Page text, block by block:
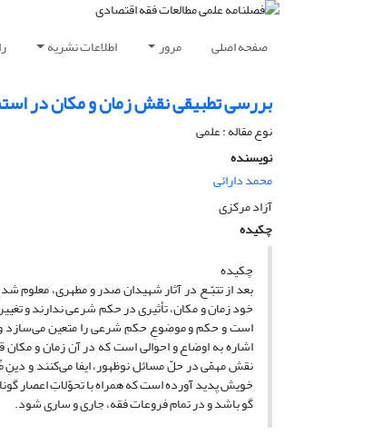
صفحه اصلی مرور اطلاعات نشریه
بررسی تطبیقی نقش زمان و مکان در
نوع مقاله : علمی
نویسنده
محمد دارائی
آزاد مرکزی
چکیده
چکیده
بعد از تتبّـع در آثار شهیدان صدر و مطهری، معلوم
خود زمان و مکان، تأثیری در حکم شرعی ندارند و
است و حکم و موضوعِ حکمِ شرعی را متعین می‌سازد و
اشاره به اوضاع و احوالی است که در آن زمان و
نقش مهمّی در حلّ مسائل نوظهور، ایفا می‌کنند و دینِ
خویش پدید آورده است که همراه با تحوّلاتِ اعصار
گو باشد و در تمام فروعات فقه، جاری و ساری شود.